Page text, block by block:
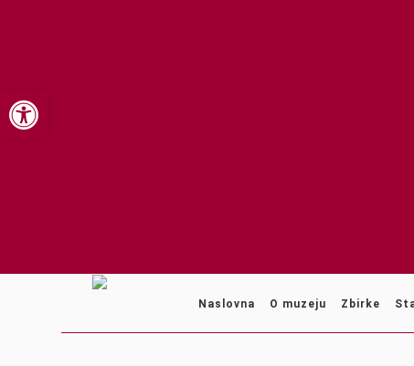
Open toolbar
Naslovna O muzeju Zbirke